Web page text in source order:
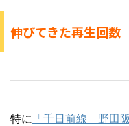
伸びてきた再生回数
特に 「千日前線 野田